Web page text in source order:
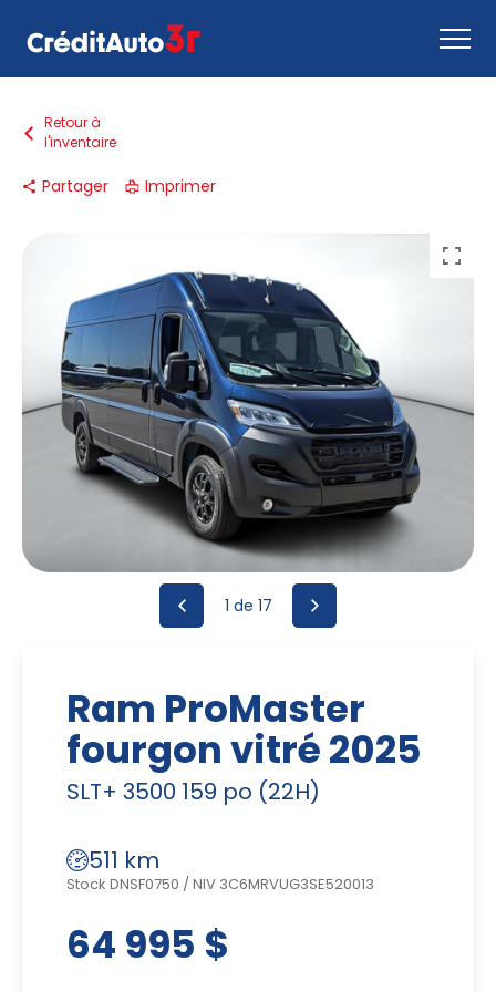
Faire une demande
Comment ça marche
Retour à
l'inventaire
Partager Imprimer
1 de 17
Ram ProMaster
fourgon vitré 2025
SLT+ 3500 159 po (22H)
511 km
Stock DNSF0750 /NIV 3C6MRVUG3SE520013
64 995 $